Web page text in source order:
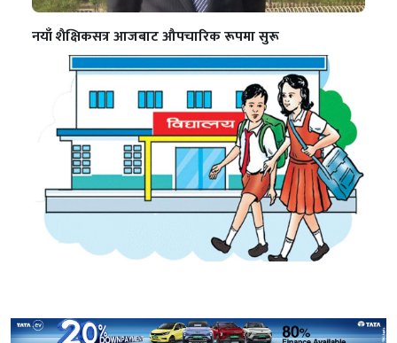
नयाँ शैक्षिकसत्र आजबाट औपचारिक रूपमा सुरू